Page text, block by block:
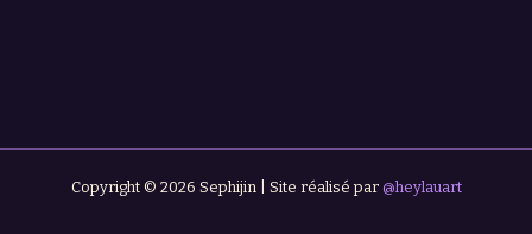
Copyright © 2026 Sephijin | Site réalisé par @heylauart